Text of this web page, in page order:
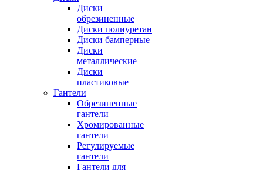
Диски
обрезиненные
Диски полиуретан
Диски бамперные
Диски
металлические
Диски
пластиковые
Гантели
Обрезиненные
гантели
Хромированные
гантели
Регулируемые
гантели
Гантели для